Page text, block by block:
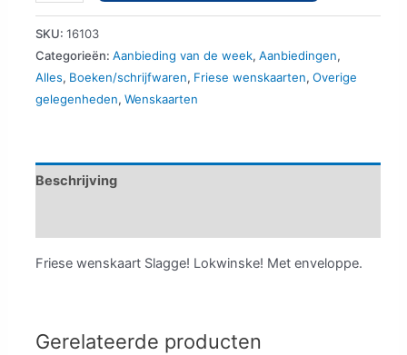
do
bist
slagge
aantal
SKU: 16103
Categorieën: Aanbieding van de week, Aanbiedingen,
Alles, Boeken/schrijfwaren, Friese wenskaarten, Overige
gelegenheden, Wenskaarten
Beschrijving
Friese wenskaart Slagge! Lokwinske! Met enveloppe.
Gerelateerde producten